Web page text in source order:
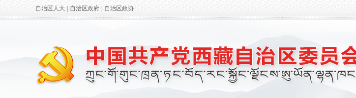
自治区人大 自治区政府 自治区政协